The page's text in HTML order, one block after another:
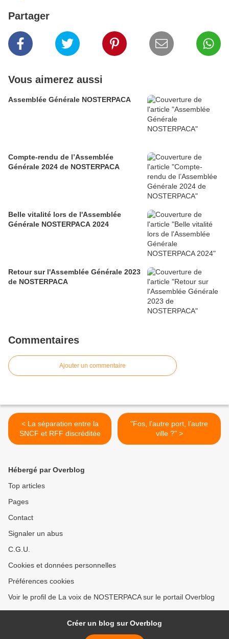
Partager
Vous aimerez aussi
Assemblée Générale NOSTERPACA
Compte-rendu de l’Assemblée
Générale 2024 de NOSTERPACA
Belle vitalité lors de l'Assemblée
Générale NOSTERPACA 2024
Retour sur l'Assemblée Générale 2023
de NOSTERPACA
Commentaires
Ajouter un commentaire
< La séparation entre la
SNCF et RFF discréditée
"Fos, l’autre port, l’autre
ville ?" >
Hébergé par Overblog
Top articles
Pages
Contact
Signaler un abus
C.G.U.
Cookies et données personnelles
Préférences cookies
Voir le profil de La voix de NOSTERPACA sur le portail Overblog
Créer un blog sur Overblog